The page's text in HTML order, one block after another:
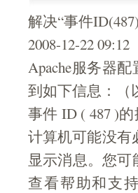
解决“事件
2008-12-22 09:12
Apache服务器
到如下信息：（
事件 ID ( 487 )
计算机可能没有
显示消息。您可
查看帮助和支